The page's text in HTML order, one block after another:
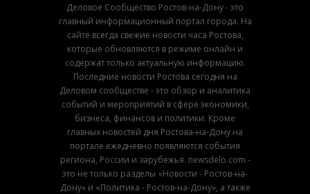
Деловое Сообщество Ростов-на-Дону - это
главный информационный портал города. На
сайте всегда свежие новости часа Ростова,
которые обновляются в режиме онлайн и
содержат только актуальную информацию.
Последние новости Ростова сегодня на
Деловом сообществе - это обзор и аналитика
событий и мероприятий в сфере экономики,
бизнеса, финансов и политики. Кроме
главных новостей дня Ростова-на-Дону на
портале ежедневно появляются события
региона, России и зарубежья. newsdelo.com -
это не только разделы «Новости - Ростов-на-
Дону» и «Политика - Ростов-на-Дону», а также